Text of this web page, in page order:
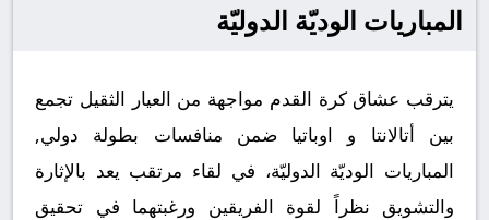
المباريات الوديّة الدوليّة
يترقب عشاق كرة القدم مواجهة من العيار الثقيل تجمع
بين أتالانتا و اوباتيا ضمن منافسات بطولة دولي,
المباريات الوديّة الدوليّة، في لقاء مرتقب يعد بالإثارة
والتشويق نظراً لقوة الفريقين ورغبتهما في تحقيق